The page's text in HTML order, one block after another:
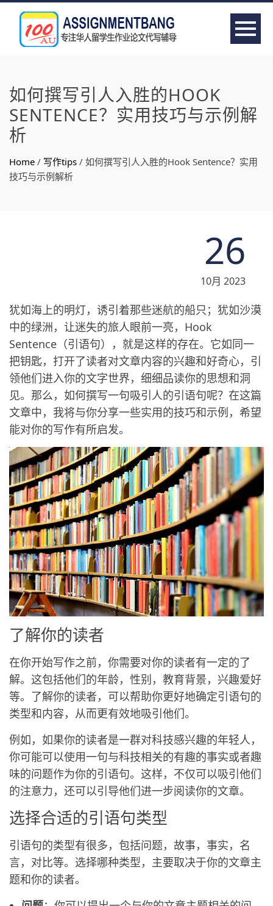
如何撰写引人入胜的HOOK
SENTENCE？实用技巧与示例解
析
Home / 写作tips / 如何撰写引人入胜的Hook Sentence？实用
技巧与示例解析
26
10月 2023
犹如海上的明灯，诱引着那些迷航的船只；犹如沙漠
中的绿洲，让迷失的旅人眼前一亮，Hook
Sentence（引语句），就是这样的存在。它如同一
把钥匙，打开了读者对文章内容的兴趣和好奇心，引
领他们进入你的文字世界，细细品读你的思想和洞
见。那么，如何撰写一句吸引人的引语句呢？在这篇
文章中，我将与你分享一些实用的技巧和示例，希望
能对你的写作有所启发。
了解你的读者
在你开始写作之前，你需要对你的读者有一定的了
解。这包括他们的年龄，性别，教育背景，兴趣爱好
等。了解你的读者，可以帮助你更好地确定引语句的
类型和内容，从而更有效地吸引他们。
例如，如果你的读者是一群对科技感兴趣的年轻人，
你可能可以使用一句与科技相关的有趣的事实或者趣
味的问题作为你的引语句。这样，不仅可以吸引他们
的注意力，还可以引导他们进一步阅读你的文章。
选择合适的引语句类型
引语句的类型有很多，包括问题，故事，事实，名
言，对比等。选择哪种类型，主要取决于你的文章主
题和你的读者。